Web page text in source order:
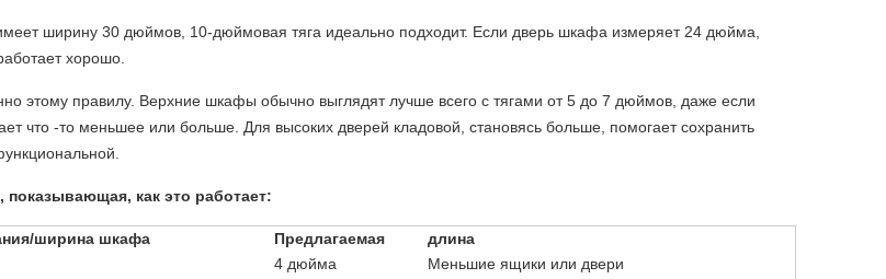
ширину 30 дюймов, 10-дюймовая тяга идеально подходит. Если дверь шкафа измеряет 24 дюйма,
хорошо.
этому правилу. Верхние шкафы обычно выглядят лучше всего с тягами от 5 до 7 дюймов, даже если
что -то меньшее или больше. Для высоких дверей кладовой, становясь больше, помогает сохранить
показывающая, как это работает:
ширина шкафа Предлагаемая
длина
4 дюйма
Меньшие ящики или двери